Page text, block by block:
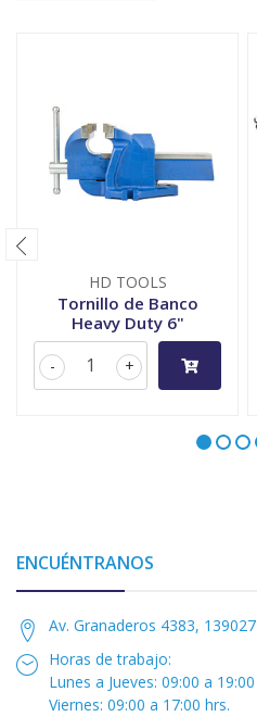
HD TOOLS
Tornillo de Banco
Heavy Duty 6"
+
-
ENCUÉNTRANOS
Av. Granaderos 4383,
Horas de trabajo:
Lunes a Jueves: 09:00 a
Viernes: 09:00 a 17:00 hrs.